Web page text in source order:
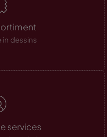
in dessins
services